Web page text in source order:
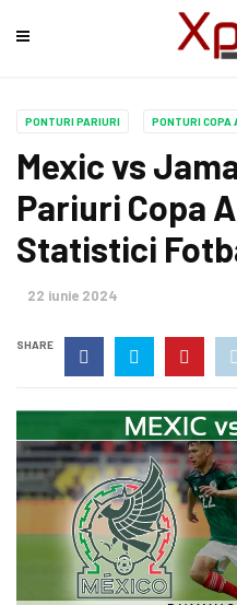
PONTURI PARIURI PONTURI
Mexic vs
Pariuri Copa
Statistici
22 iunie 2024
SHARE